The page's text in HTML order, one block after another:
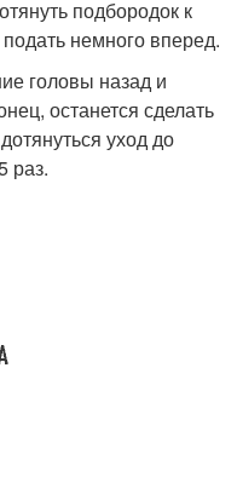
подбородок к
немного вперед.
головы назад и
останется сделать
уход до
раз.